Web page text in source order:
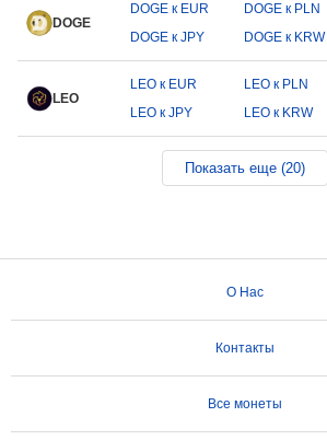
DOGE
DOGE к EUR DOGE к PLN
DOGE к JPY
DOGE к KRW
LEO
LEO к EUR LEO к PLN
LEO к JPY
LEO к KRW
Показать еще (20)
О Нас
Контакты
Все монеты